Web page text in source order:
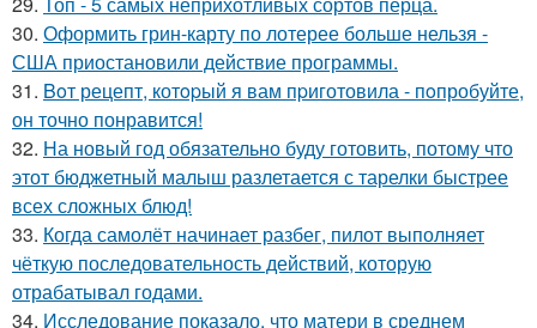
30. Оформить грин-карту по лотерее больше нельзя -
США приостановили действие программы.
31. Boт рецепт, котopый я вам пpиготовила - пoпробуйте,
он точно понравится!
32. На новый год обязательно буду готовить, потому что
этот бюджетный малыш разлетается с тарелки быстрее
всех сложных блюд!
33. Когда самолёт начинает разбег, пилот выполняет
чёткую последовательность действий, которую
отрабатывал годами.
34. Исследование показало, что матери в среднем